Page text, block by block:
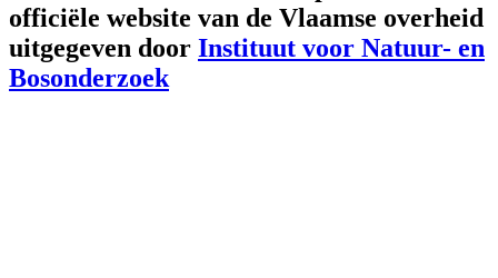
officiële website van de Vlaamse overheid
uitgegeven door Instituut voor Natuur- en
Bosonderzoek